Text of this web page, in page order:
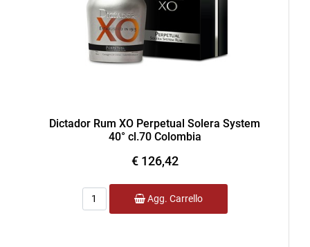
Dictador Rum XO Perpetual Solera System
40° cl.70 Colombia
€ 126,42
Quantità
Agg. Carrello